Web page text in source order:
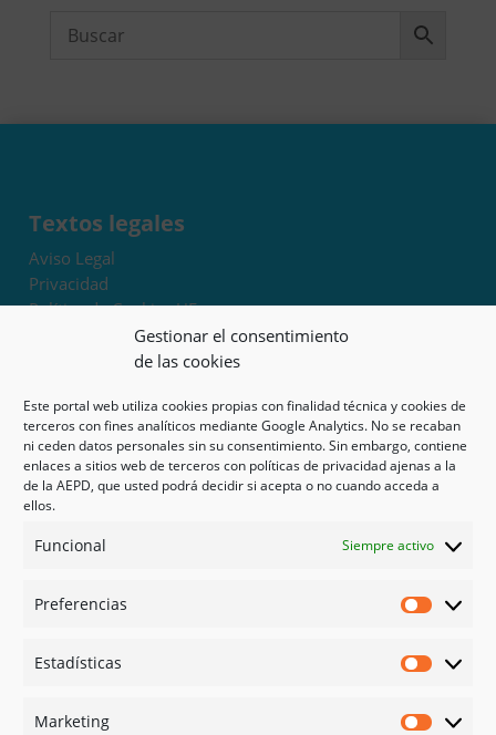
Gestionar el consentimiento
de las cookies
Este portal web utiliza cookies propias con finalidad técnica y cookies de
terceros con fines analíticos mediante Google Analytics. No se recaban
ni ceden datos personales sin su consentimiento. Sin embargo, contiene
enlaces a sitios web de terceros con políticas de privacidad ajenas a la
de la AEPD, que usted podrá decidir si acepta o no cuando acceda a
ellos.
Funcional Siempre activo
Preferencias
Estadísticas
Marketing
Textos legales
Aviso Legal
Privacidad
Política de Cookies UE
Términos y condiciones
Exoneración de responsabilidad
Mapa del sitio
Mi cuenta
Tienda
Psicología en Murcia
Guías
Redes sociales
Instagram
Linked in